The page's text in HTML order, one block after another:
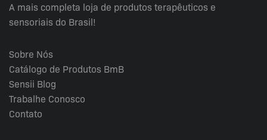
A mais completa loja de produtos terapêuticos e
sensoriais do Brasil!
Sobre Nós
Catálogo de Produtos BmB
Sensii Blog
Trabalhe Conosco
Contato